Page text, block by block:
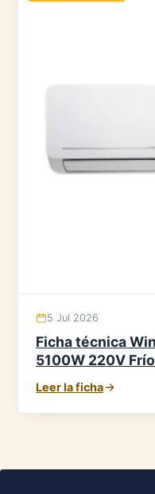
5 Jul 2026
Ficha técnica
5100W 220V
Leer la ficha